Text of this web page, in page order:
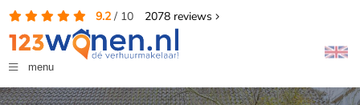
9.2/ 10 2078reviews
menu